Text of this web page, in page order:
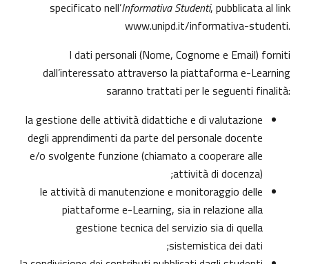
specificato nell’Informativa Studenti, pubblicata al link
www.unipd.it/informativa-studenti.
I dati personali (Nome, Cognome e Email) forniti
dall’interessato attraverso la piattaforma e-Learning
saranno trattati per le seguenti finalità:
la gestione delle attività didattiche e di valutazione
degli apprendimenti da parte del personale docente
e/o svolgente funzione (chiamato a cooperare alle
attività di docenza);
le attività di manutenzione e monitoraggio delle
piattaforme e-Learning, sia in relazione alla
gestione tecnica del servizio sia di quella
sistemistica dei dati;